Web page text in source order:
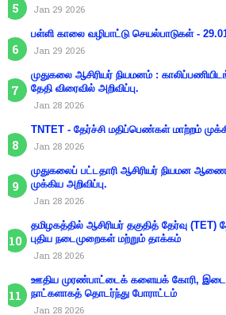
Jan 29 2026
பள்ளி காலை வழிபாட்டு செயல்பாடுகள் -
Jan 29 2026
முதுகலை ஆசிரியர் நியமனம் :
தேதி விரைவில் அறிவிப்பு.
Jan 28 2026
TNTET - தேர்ச்சி மதிப்பெண்கள் மாற்றம்
Jan 28 2026
முதுகலைப் பட்டதாரி ஆசிரியர் நியமன ஆணை
முக்கிய அறிவிப்பு.
Jan 28 2026
தமிழகத்தில் ஆசிரியர் தகுதித் தேர்வு (TET)
புதிய நடைமுறைகள் மற்றும் தாக்கம்
Jan 28 2026
ஊதிய முரண்பாட்டைக் களையக் கோரி,
நாட்களாகத் தொடர்ந்து போராட்டம்
Jan 28 2026